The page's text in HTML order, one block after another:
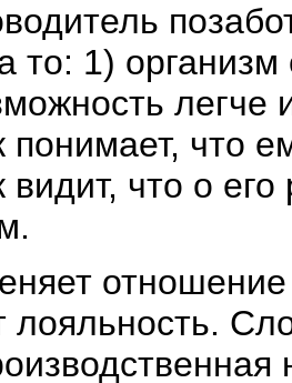
то: 1)
легче
понимает, что
видит, что о